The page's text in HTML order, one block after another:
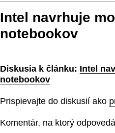
Intel navrhuje
notebookov
Diskusia k článku: Intel
notebookov
Prispievajte do diskusií ako
Komentár, na ktorý